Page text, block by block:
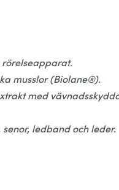
musslor (Biolane®).
med
ledband och leder.